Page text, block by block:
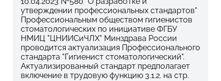
утверждении профессиональных стандартов"
Профессиональным обществом гигиенистов
стоматологических по инициативе ФГБУ
НМИЦ "ЦНИИСиЧЛХ" Минздрава России
проводится актуализация Профессионального
стандарта "Гигиенист стоматологический".
Актуализированный стандарт предполагает
включение в трудовую функцию 3.1.2. на стр.